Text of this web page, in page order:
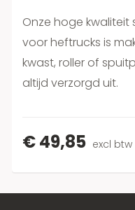
Onze hoge kwaliteit
voor heftrucks is
kwast, roller of
altijd verzorgd uit.
€ 49,85 excl btw